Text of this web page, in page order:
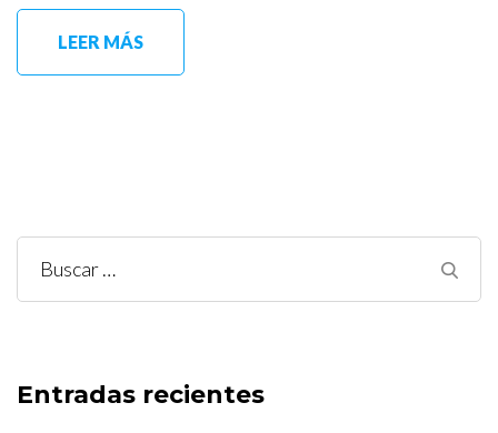
LEER MÁS
Buscar:
Entradas recientes